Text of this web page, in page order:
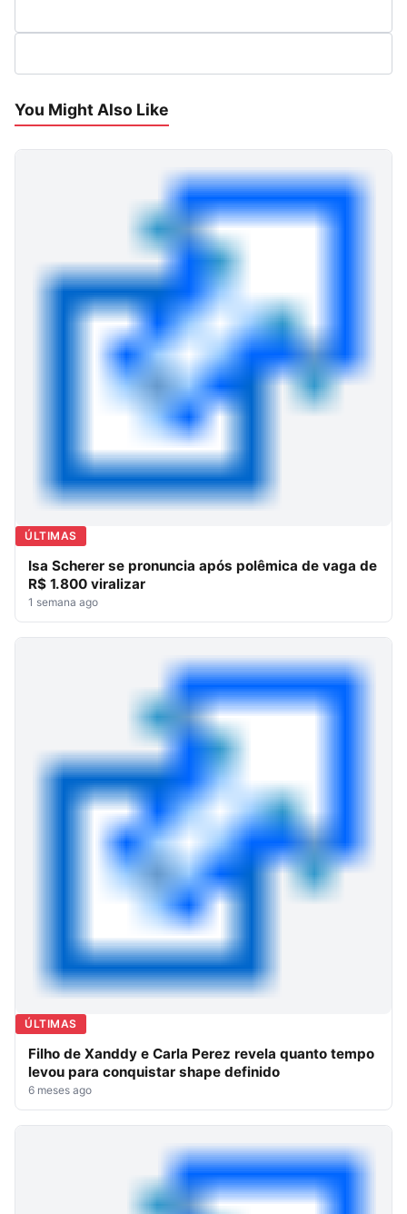
You Might Also Like
ÚLTIMAS
Isa Scherer se pronuncia após polêmica de vaga de
R$ 1.800 viralizar
1 semana ago
ÚLTIMAS
Filho de Xanddy e Carla Perez revela quanto tempo
levou para conquistar shape definido
6 meses ago